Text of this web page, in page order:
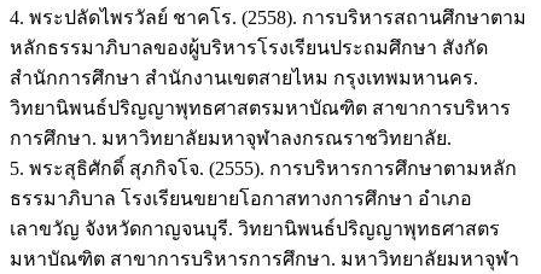
4. พระปลัดไพรวัลย์ ชาคโร. (2558). การบริหารสถานศึกษาตาม
หลักธรรมาภิบาลของผู้บริหารโรงเรียนประถมศึกษา สังกัด
สำนักการศึกษา สำนักงานเขตสายไหม กรุงเทพมหานคร.
วิทยานิพนธ์ปริญญาพุทธศาสตรมหาบัณฑิต สาขาการบริหาร
การศึกษา. มหาวิทยาลัยมหาจุฬาลงกรณราชวิทยาลัย.
5. พระสุธิศักดิ์ สุภกิจโจ. (2555). การบริหารการศึกษาตามหลัก
ธรรมาภิบาล โรงเรียนขยายโอกาสทางการศึกษา อำเภอ
เลาขวัญ จังหวัดกาญจนบุรี. วิทยานิพนธ์ปริญญาพุทธศาสตร
มหาบัณฑิต สาขาการบริหารการศึกษา. มหาวิทยาลัยมหาจุฬา